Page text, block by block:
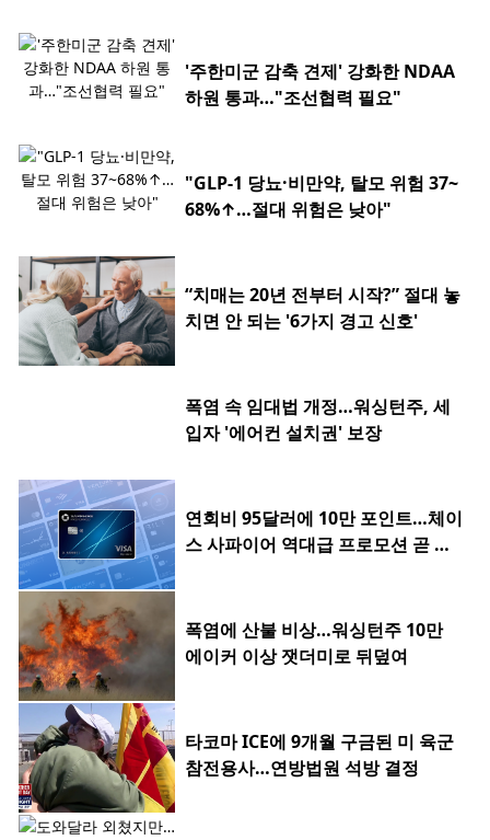
'주한미군 감축 견제' 강화한 NDAA
하원 통과…"조선협력 필요"
"GLP-1 당뇨·비만약, 탈모 위험 37~
68%↑…절대 위험은 낮아"
“치매는 20년 전부터 시작?” 절대 놓
치면 안 되는 '6가지 경고 신호'
폭염 속 임대법 개정…워싱턴주, 세
입자 '에어컨 설치권' 보장
연회비 95달러에 10만 포인트…체이
스 사파이어 역대급 프로모션 곧 종
폭염에 산불 비상…워싱턴주 10만
에이커 이상 잿더미로 뒤덮여
타코마 ICE에 9개월 구금된 미 육군
참전용사…연방법원 석방 결정